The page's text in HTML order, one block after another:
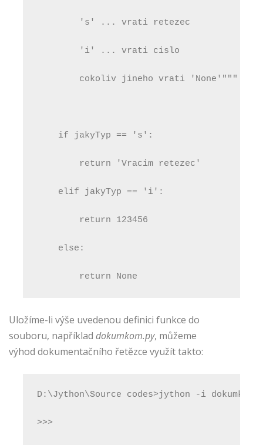
's' ... vrati retezec
'i' ... vrati cislo
cokoliv jineho vrati 'None'"""
if jakyTyp == 's':
return 'Vracim retezec'
elif jakyTyp == 'i':
return 123456
else:
return None
Uložíme-li výše uvedenou definici funkce do
souboru, například dokumkom.py, můžeme
výhod dokumentačního řetězce využít takto:
D:\Jython\Source codes>jython -i
>>>